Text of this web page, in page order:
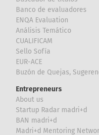
Banco de evaluadores
ENQA Evaluation
Análisis Temático
CUALIFICAM
Sello Sofía
EUR-ACE
Buzón de Quejas,
Entrepreneurs
About us
Startup Radar madri+d
BAN madri+d
Madri+d Mentoring